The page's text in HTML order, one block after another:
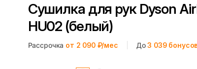
Сушилка для рук Dyson
HU02 (белый)
Рассрочка от 2 090 ₽/мес До3 039